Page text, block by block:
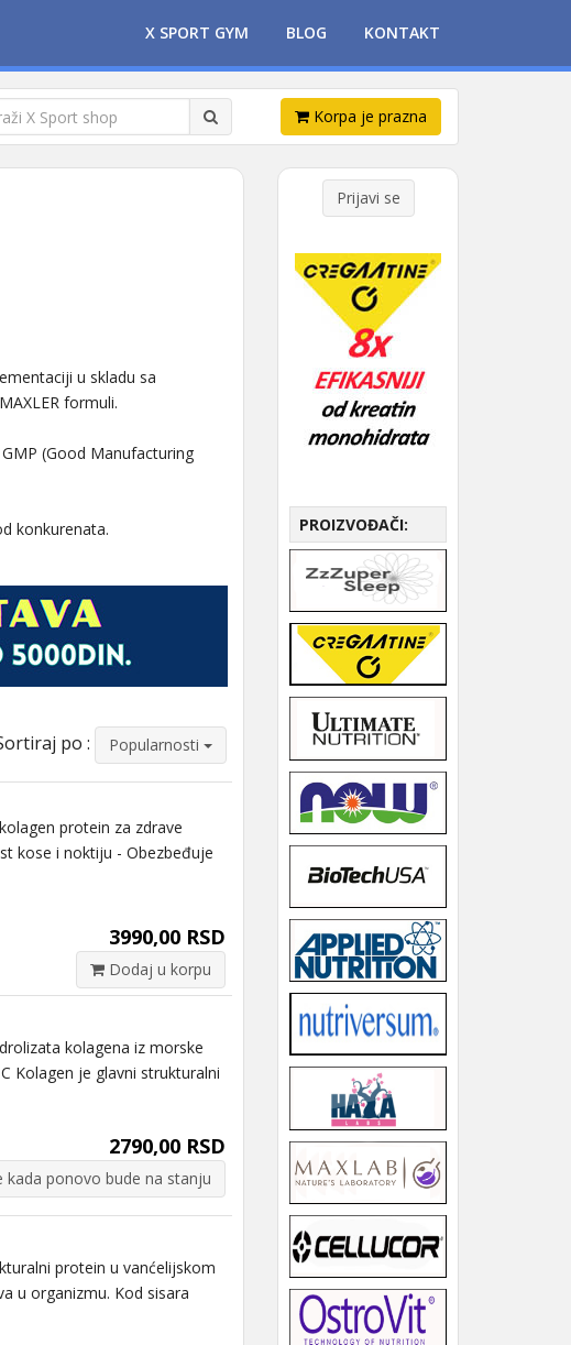
X SPORT GYM BLOG KONTAKT
Korpa je prazna
u skladu sa
formuli.
(Good Manufacturing
konkurenata.
po : Popularnosti
protein za zdrave
kose i noktiju - Obezbeđuje
3990,00 RSD
Dodaj u korpu
kolagena iz morske
Kolagen je glavni strukturalni
2790,00 RSD
kada ponovo bude na stanju
protein u vanćelijskom
u organizmu. Kod sisara
Prijavi se
PROIZVOĐAČI: